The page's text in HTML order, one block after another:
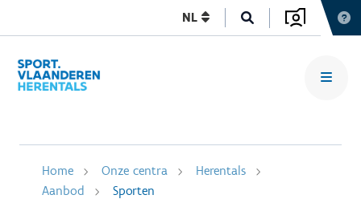
NL
Home Onze centra
Herentals
Aanbod
Sporten